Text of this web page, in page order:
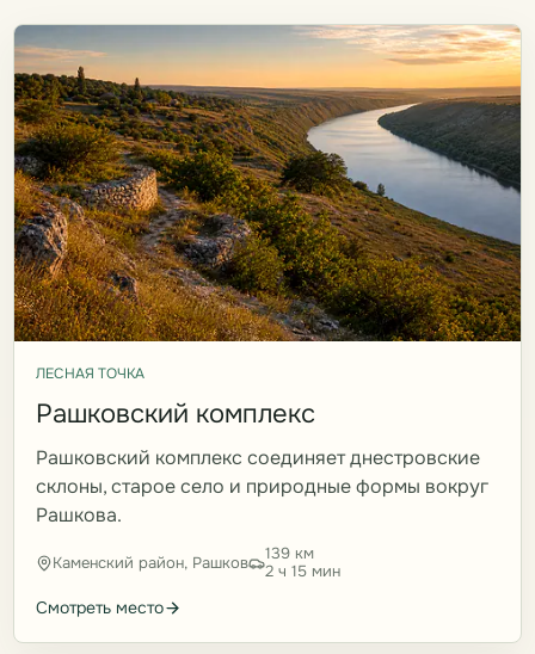
ЛЕСНАЯ ТОЧКА
Рашковский комплекс
Рашковский комплекс соединяет днестровские
склоны, старое село и природные формы вокруг
Рашкова.
Каменский район, Рашков
139 км
2 ч 15 мин
Смотреть место